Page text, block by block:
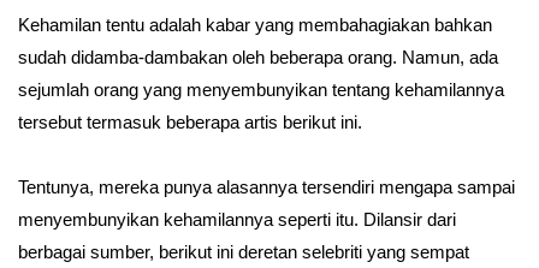
Kehamilan tentu adalah kabar yang membahagiakan bahkan
sudah didamba-dambakan oleh beberapa orang. Namun, ada
sejumlah orang yang menyembunyikan tentang kehamilannya
tersebut termasuk beberapa artis berikut ini.
Tentunya, mereka punya alasannya tersendiri mengapa sampai
menyembunyikan kehamilannya seperti itu. Dilansir dari
berbagai sumber, berikut ini deretan selebriti yang sempat